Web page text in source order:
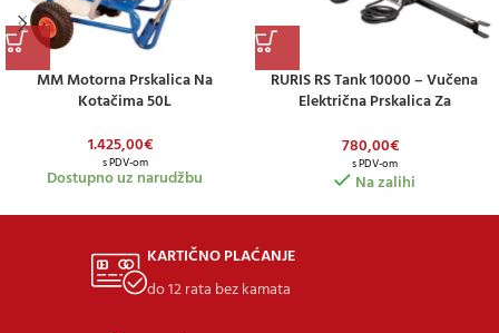
MM Motorna Prskalica Na
Kotačima 50L
1.425,00€
s PDV-om
Dostupno uz narudžbu
RURIS RS Tank 10000 – Vučena
Električna Prskalica Za
780,00€
s PDV-om
Na zalihi
KARTIČNO PLAĆANJE
do 12 rata bez kamata